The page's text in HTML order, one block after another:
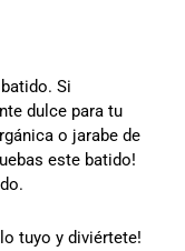
Si
dulce para tu
o jarabe de
este batido!
tuyo y diviértete!